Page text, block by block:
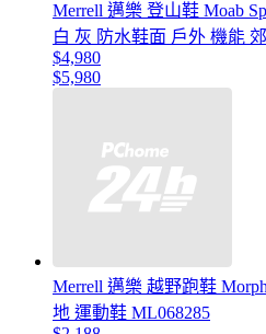
Merrell 邁樂 登山鞋 Moab
白 灰 防水鞋面 戶外 機能
$4,980
$5,980
Merrell 邁樂 越野跑鞋
地 運動鞋 ML068285